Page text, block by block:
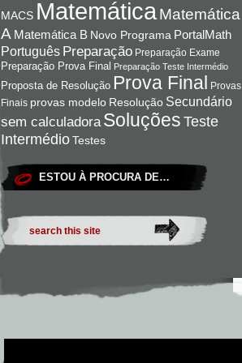
MACS Matemática Matemática
A Matemática B Novo Programa PortalMath
Português Preparação Preparação Exame
Preparação Prova Final Preparação Teste Intermédio
Proposta de Resolução Prova Final Provas
Finais provas modelo Resolução Secundário
sem calculadora Soluções Teste
IntermédioTestes
ESTOU À PROCURA DE…